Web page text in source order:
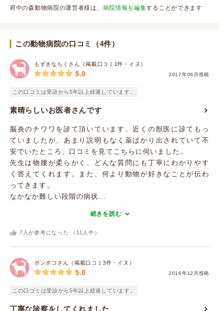
府中の森動物病院の運営者様は、 病院情報を編集することができます
この動物病院の口コミ（4件）
もずきなちくさん（掲載口コミ1件・イヌ）
2017年06月投稿
5.0
この口コミは受診から5年以上経過しています。
素晴らしいお医者さんです
脳炎のチワワを診て頂いています。近くの獣医に診てもっ
ていましたが、あまり説明もなく薬ばかり出されていて不
安でいたところ、口コミを見てこちらに伺いました。
先生は物腰が柔らかく、どんな質問にも丁寧にわかりやす
く答えてくれます。また、何より動物が好きなことが伝わ
ってきます。
なかなか難しい段階の病状...
続きを読む
7 人が参考になった （ 11 人中）
ポンポコさん（掲載口コミ3件・イヌ）
2016年12月投稿
5.0
この口コミは受診から5年以上経過しています。
丁寧な診察をしてくれました